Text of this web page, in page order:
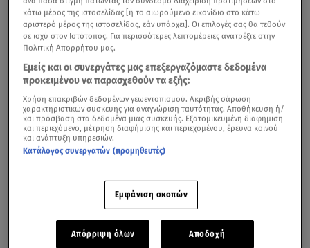
κάτω μέρος της ιστοσελίδας [ή το αιωρούμενο εικονίδιο στο κάτω
αριστερό μέρος της ιστοσελίδας, εάν υπάρχει]. Οι επιλογές σας θα τεθούν
σε ισχύ στον Ιστότοπος. Για περισσότερες λεπτομέρειες ανατρέξτε στην
Πολιτική Απορρήτου μας.
Εμείς και οι συνεργάτες μας επεξεργαζόμαστε δεδομένα
προκειμένου να παρασχεθούν τα εξής:
Χρήση επακριβών δεδομένων γεωεντοπισμού. Ακριβής σάρωση
χαρακτηριστικών συσκευής για αναγνώριση ταυτότητας. Αποθήκευση ή/
και πρόσβαση στα δεδομένα μιας συσκευής. Εξατομικευμένη διαφήμιση
και περιεχόμενο, μέτρηση διαφήμισης και περιεχομένου, έρευνα κοινού
και ανάπτυξη υπηρεσιών.
Κατάλογος συνεργατών (προμηθευτές)
Εμφάνιση σκοπών
Απόρριψη όλων Αποδοχή